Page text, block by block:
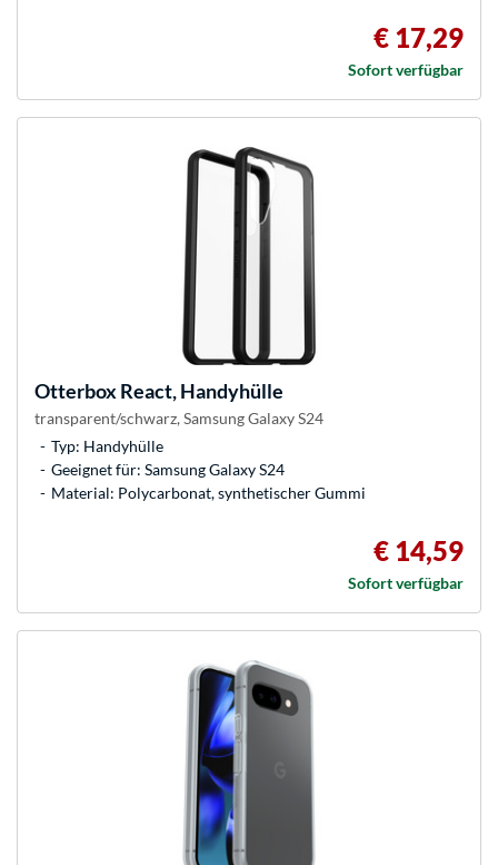
€ 17,29
Sofort verfügbar
OtterboxReact, Handyhülle
transparent/schwarz, Samsung Galaxy S24
Typ: Handyhülle
Geeignet für: Samsung Galaxy S24
Material: Polycarbonat, synthetischer Gummi
€ 14,59
Sofort verfügbar